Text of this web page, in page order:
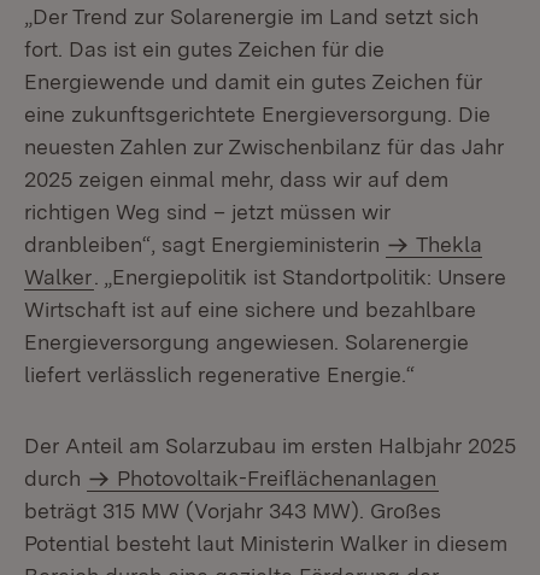
„Der Trend zur Solarenergie im Land setzt sich
fort. Das ist ein gutes Zeichen für die
Energiewende und damit ein gutes Zeichen für
eine zukunftsgerichtete Energieversorgung. Die
neuesten Zahlen zur Zwischenbilanz für das Jahr
2025 zeigen einmal mehr, dass wir auf dem
richtigen Weg sind – jetzt müssen wir
dranbleiben“, sagt Energieministerin
Thekla
Walker . „Energiepolitik ist Standortpolitik: Unsere
Wirtschaft ist auf eine sichere und bezahlbare
Energieversorgung angewiesen. Solarenergie
liefert verlässlich regenerative Energie.“
Der Anteil am Solarzubau im ersten Halbjahr 2025
durch
Photovoltaik-Freiflächenanlagen
beträgt 315 MW (Vorjahr 343 MW). Großes
Potential besteht laut Ministerin Walker in diesem